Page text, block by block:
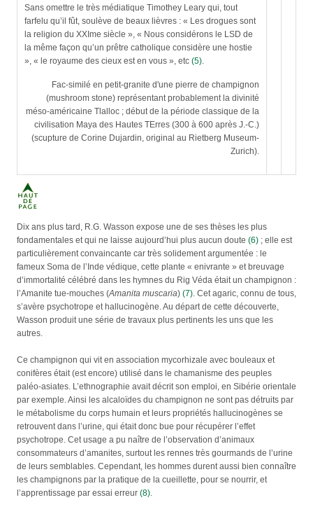
Sans omettre le très médiatique Timothey Leary qui, tout
farfelu qu’il fût, soulève de beaux lièvres : « Les drogues sont
la religion du XXIme siècle », « Nous considérons le LSD de
la même façon qu’un prêtre catholique considère une hostie
», « le royaume des cieux est en vous », etc (5).
Fac-similé en petit-granite d'une pierre de champignon
(mushroom stone) représentant probablement la divinité
méso-américaine Tlalloc ; début de la période classique de la
civilisation Maya des Hautes TErres (300 à 600 après J.-C.)
(scupture de Corine Dujardin, original au Rietberg Museum-
Zurich).
Dix ans plus tard, R.G. Wasson expose une de ses thèses les plus
fondamentales et qui ne laisse aujourd’hui plus aucun doute (6) ; elle est
particulièrement convaincante car très solidement argumentée : le
fameux Soma de l’Inde védique, cette plante « enivrante » et breuvage
d’immortalité célébré dans les hymnes du Rig Véda était un champignon :
l’Amanite tue-mouches (Amanita muscaria) (7). Cet agaric, connu de tous,
s’avère psychotrope et hallucinogène. Au départ de cette découverte,
Wasson produit une série de travaux plus pertinents les uns que les
autres.
Ce champignon qui vit en association mycorhizale avec bouleaux et
conifères était (est encore) utilisé dans le chamanisme des peuples
paléo-asiates. L’ethnographie avait décrit son emploi, en Sibérie orientale
par exemple. Ainsi les alcaloïdes du champignon ne sont pas détruits par
le métabolisme du corps humain et leurs propriétés hallucinogènes se
retrouvent dans l’urine, qui était donc bue pour récupérer l’effet
psychotrope. Cet usage a pu naître de l’observation d’animaux
consommateurs d’amanites, surtout les rennes très gourmands de l’urine
de leurs semblables. Cependant, les hommes durent aussi bien connaître
les champignons par la pratique de la cueillette, pour se nourrir, et
l’apprentissage par essai erreur (8).